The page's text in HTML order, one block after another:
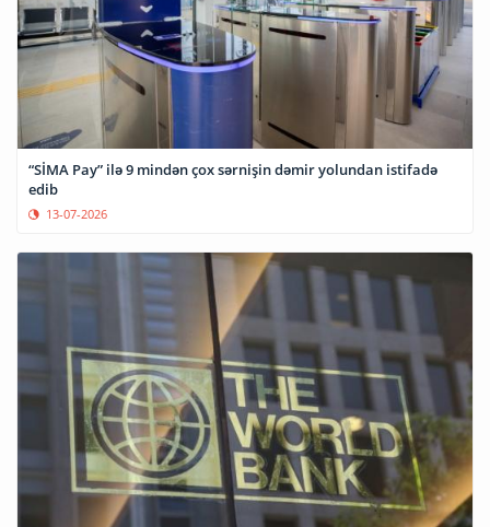
“SİMA Pay” ilə 9 mindən çox sərnişin dəmir yolundan istifadə
edib
13-07-2026